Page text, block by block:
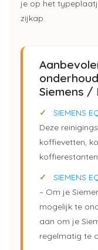
je op het
zijkap.
Siemens /
✓ SIEMENS
Deze
koffievetten,
✓
SIEMENS
– Om je
mogelijk te
aan om je
regelmatig te